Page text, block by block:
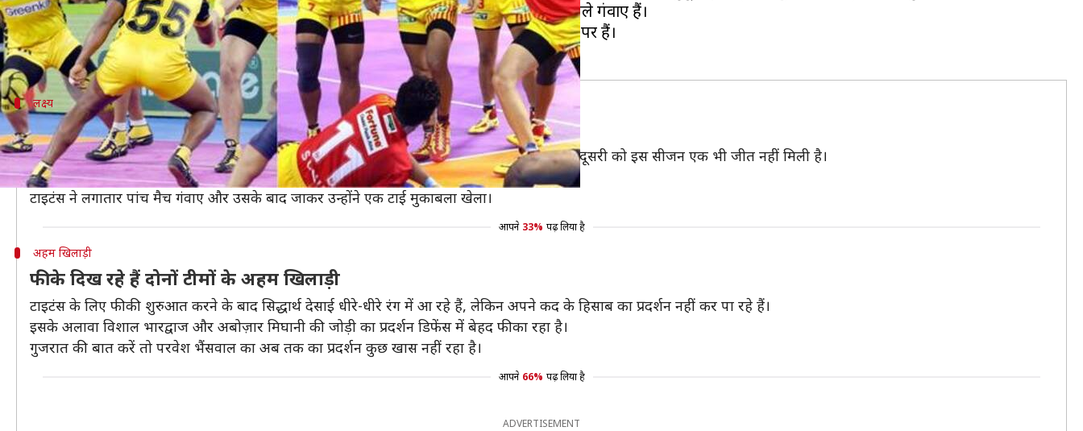
गुजरात को अपने पिछले 3 मुकाबलों में लगातार हार झेलनी पड़ी है और कुल 6 में से उन्होंने 3 मुकाबले गंवाए हैं।
टाइटंस की बात करें तो 6 मुकाबलों में 5 हार और एक टाई के साथ वे अंक तालिका में आखिरी स्थान पर हैं।
लक्ष्य
दोनों टीमों को चाहिए जीत
इस मुकाबले में दोनों ही टीमों को जीत चाहिए क्योंकि एक टीम लगातार तीन मुकाबले गंवा चुकी है तो वहीं दूसरी को इस सीजन एक भी जीत नहीं मिली है।
गुजरात ने तो लगातार तीन मुकाबले जीतने के बाद फिर लगातार तीन मुकाबले गंवाए हैं।
टाइटंस ने लगातार पांच मैच गंवाए और उसके बाद जाकर उन्होंने एक टाई मुकाबला खेला।
आपने 33% पढ़ लिया है
अहम खिलाड़ी
फीके दिख रहे हैं दोनों टीमों के अहम खिलाड़ी
टाइटंस के लिए फीकी शुरुआत करने के बाद सिद्धार्थ देसाई धीरे-धीरे रंग में आ रहे हैं, लेकिन अपने कद के हिसाब का प्रदर्शन नहीं कर पा रहे हैं।
इसके अलावा विशाल भारद्वाज और अबोज़ार मिघानी की जोड़ी का प्रदर्शन डिफेंस में बेहद फीका रहा है।
गुजरात की बात करें तो परवेश भैंसवाल का अब तक का प्रदर्शन कुछ खास नहीं रहा है।
आपने 66% पढ़ लिया है
ADVERTISEMENT